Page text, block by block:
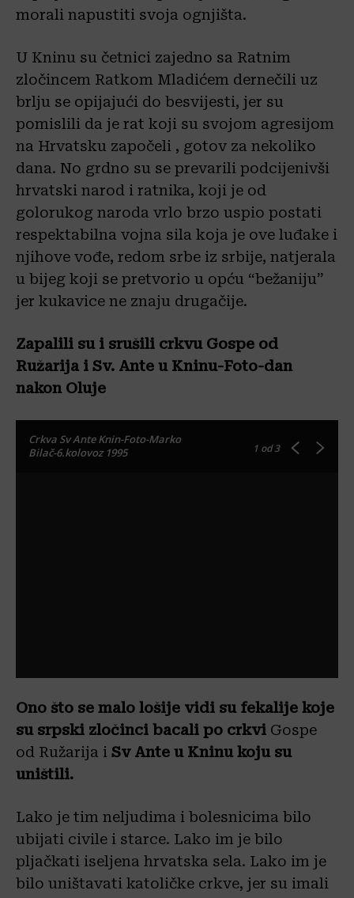
morali napustiti svoja ognjišta.
U Kninu su četnici zajedno sa Ratnim
zločincem Ratkom Mladićem dernečili uz
brlju se opijajući do besvijesti, jer su
pomislili da je rat koji su svojom agresijom
na Hrvatsku započeli , gotov za nekoliko
dana. No grdno su se prevarili podcijenivši
hrvatski narod i ratnika, koji je od
golorukog naroda vrlo brzo uspio postati
respektabilna vojna sila koja je ove luđake i
njihove vođe, redom srbe iz srbije, natjerala
u bijeg koji se pretvorio u opću “bežaniju”
jer kukavice ne znaju drugačije.
Zapalili su i srušili crkvu Gospe od
Ružarija i Sv. Ante u Kninu-Foto-dan
nakon Oluje
Crkva Sv Ante Knin-Foto-Marko
Bilač-6.kolovoz 1995
1 od 3
Ono što se malo lošije vidi su fekalije koje
su srpski zločinci bacali po crkvi Gospe
od Ružarija i Sv Ante u Kninu koju su
uništili.
Lako je tim neljudima i bolesnicima bilo
ubijati civile i starce. Lako im je bilo
pljačkati iseljena hrvatska sela. Lako im je
bilo uništavati katoličke crkve, jer su imali